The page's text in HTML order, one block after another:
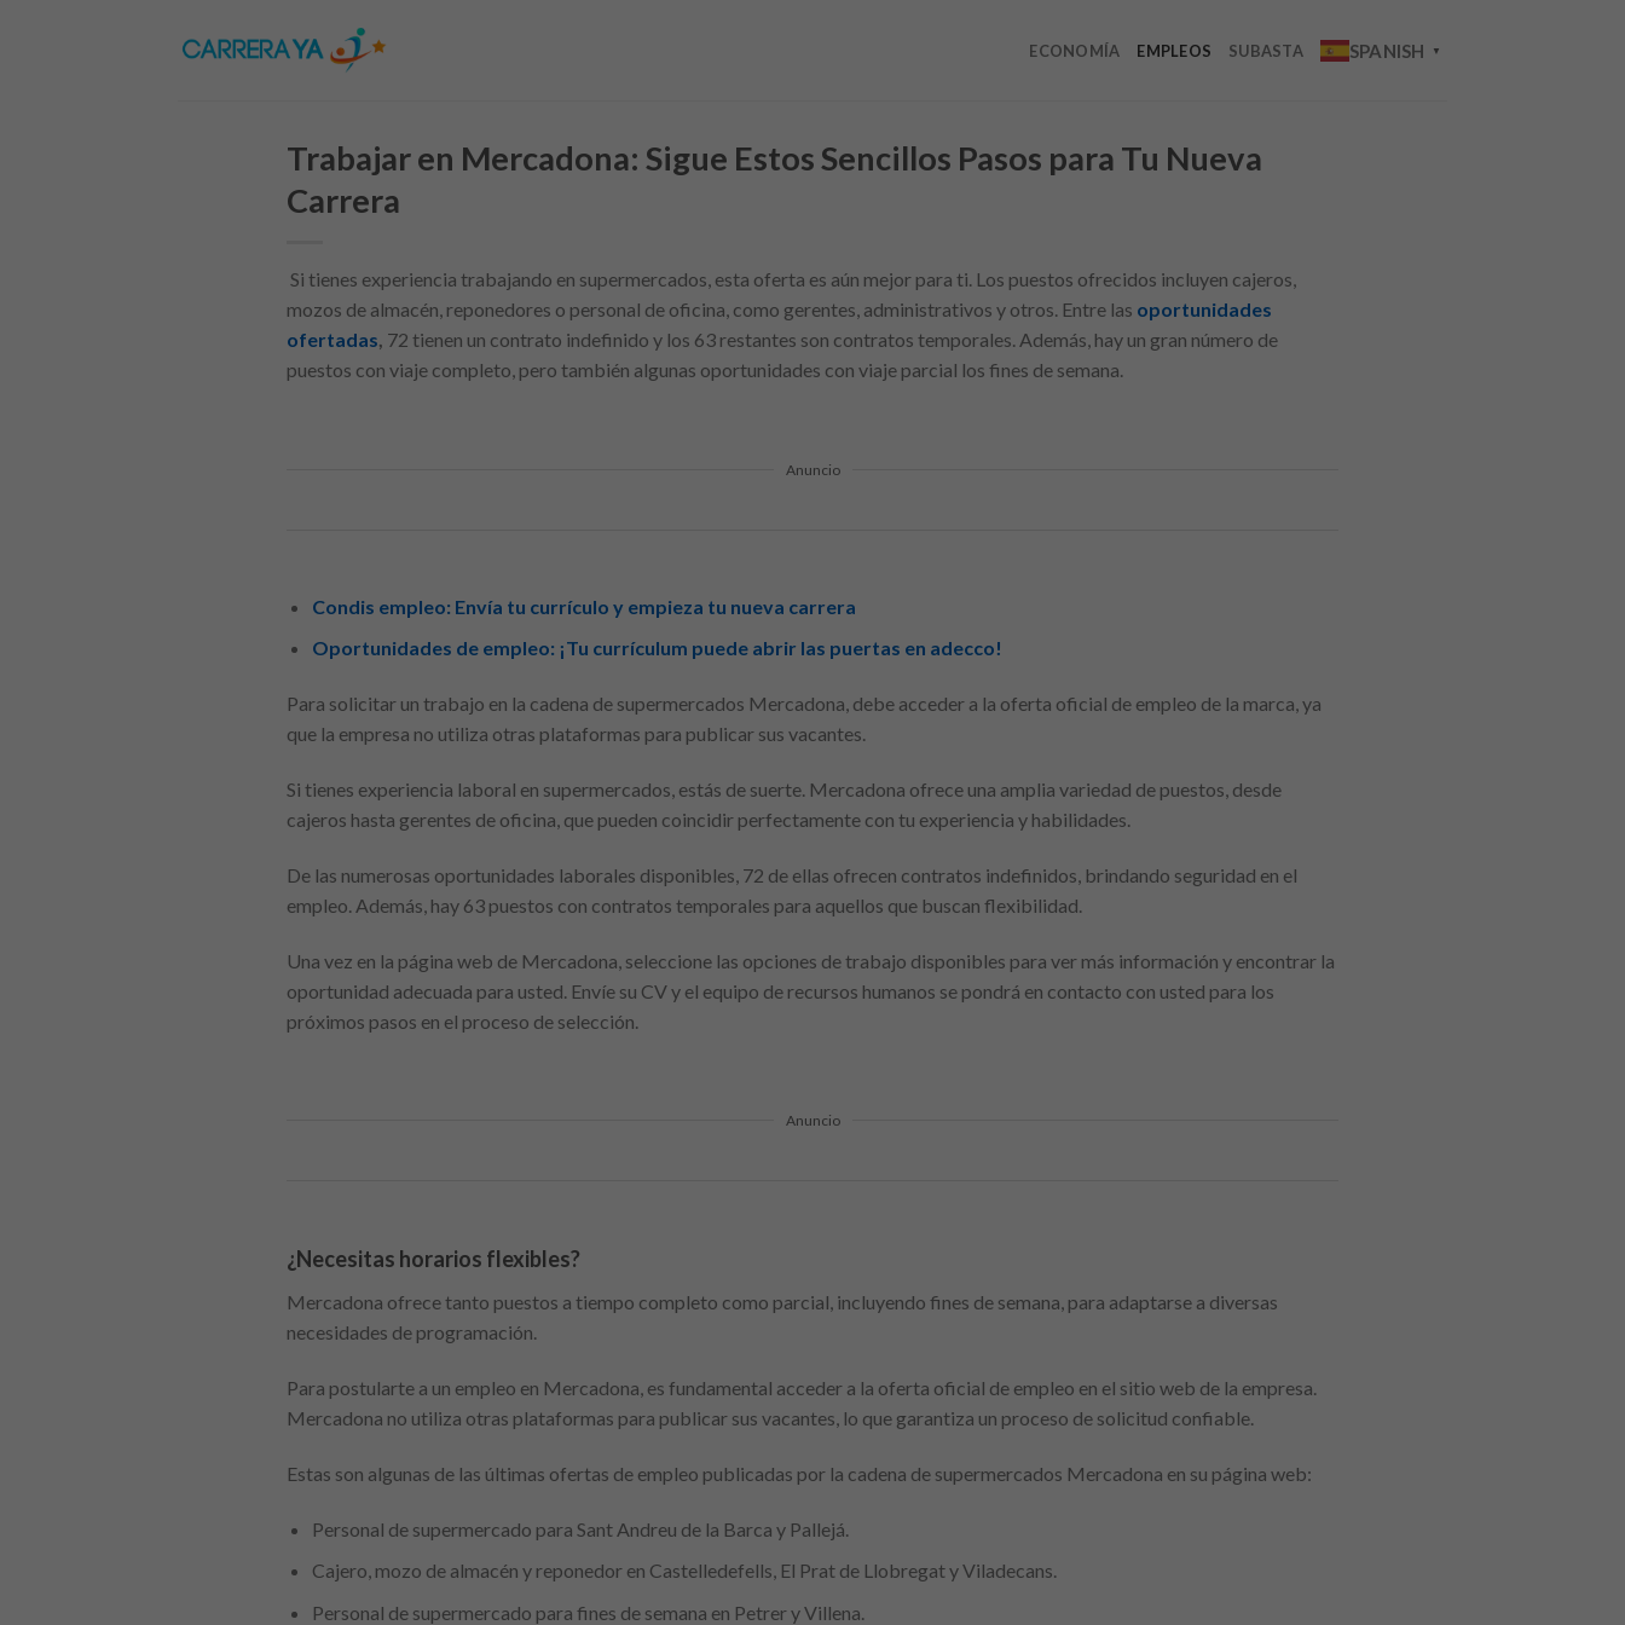
ECONOMÍA EMPLEOS SUBASTA SPANISH ▼
Trabajar en Mercadona: Sigue Estos Sencillos Pasos para Tu Nueva
Carrera
Si tienes experiencia trabajando en supermercados, esta oferta es aún mejor para ti. Los puestos ofrecidos incluyen cajeros,
mozos de almacén, reponedores o personal de oficina, como gerentes, administrativos y otros. Entre las oportunidades
ofertadas, 72 tienen un contrato indefinido y los 63 restantes son contratos temporales. Además, hay un gran número de
puestos con viaje completo, pero también algunas oportunidades con viaje parcial los fines de semana.
Anuncio
Condis empleo: Envía tu currículo y empieza tu nueva carrera
Oportunidades de empleo: ¡Tu currículum puede abrir las puertas en adecco!
Para solicitar un trabajo en la cadena de supermercados Mercadona, debe acceder a la oferta oficial de empleo de la marca, ya
que la empresa no utiliza otras plataformas para publicar sus vacantes.
Si tienes experiencia laboral en supermercados, estás de suerte. Mercadona ofrece una amplia variedad de puestos, desde
cajeros hasta gerentes de oficina, que pueden coincidir perfectamente con tu experiencia y habilidades.
De las numerosas oportunidades laborales disponibles, 72 de ellas ofrecen contratos indefinidos, brindando seguridad en el
empleo. Además, hay 63 puestos con contratos temporales para aquellos que buscan flexibilidad.
Una vez en la página web de Mercadona, seleccione las opciones de trabajo disponibles para ver más información y encontrar la
oportunidad adecuada para usted. Envíe su CV y el equipo de recursos humanos se pondrá en contacto con usted para los
próximos pasos en el proceso de selección.
Anuncio
¿Necesitas horarios flexibles?
Mercadona ofrece tanto puestos a tiempo completo como parcial, incluyendo fines de semana, para adaptarse a diversas
necesidades de programación.
Para postularte a un empleo en Mercadona, es fundamental acceder a la oferta oficial de empleo en el sitio web de la empresa.
Mercadona no utiliza otras plataformas para publicar sus vacantes, lo que garantiza un proceso de solicitud confiable.
Estas son algunas de las últimas ofertas de empleo publicadas por la cadena de supermercados Mercadona en su página web:
Personal de supermercado para Sant Andreu de la Barca y Pallejá.
Cajero, mozo de almacén y reponedor en Castelledefells, El Prat de Llobregat y Viladecans.
Personal de supermercado para fines de semana en Petrer y Villena.